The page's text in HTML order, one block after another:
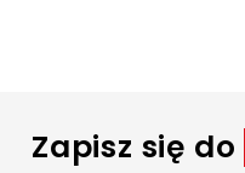
Zapisz się do